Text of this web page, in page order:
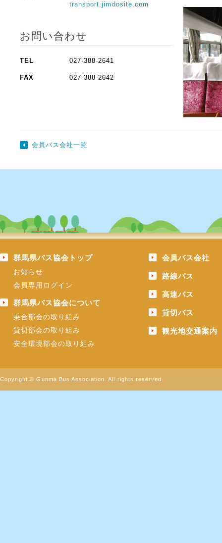
transport.jimdosite.com
お問い合わせ
TEL 027-388-2641
FAX 027-388-2642
会員バス会社一覧
群馬県バス協会トップ
お知らせ
会員専用ログイン
群馬県バス協会について
乗合部会の取り組み
貸切部会の取り組み
安全環境部会の取り組み
会員バス会社
路線バス
高速バス
貸切バス
観光地交通案内
Copyright © Gunma Bus Association. All rights reserved.